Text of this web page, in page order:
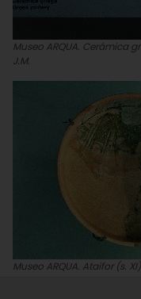
Museo ARQUA. Cerámica
J.M.
Museo ARQUA. Ataifor (s. XI)